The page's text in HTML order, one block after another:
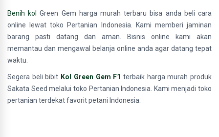
Benih kol
Green Gem harga murah terbaru bisa anda beli cara
online lewat toko Pertanian Indonesia. Kami memberi jaminan
barang pasti datang dan aman. Bisnis online kami akan
memantau dan mengawal belanja online anda agar datang tepat
waktu.
Segera beli bibit Kol Green Gem F1 terbaik harga murah produk
Sakata Seed melalui toko Pertanian Indonesia. Kami menjadi toko
pertanian terdekat favorit petani Indonesia.